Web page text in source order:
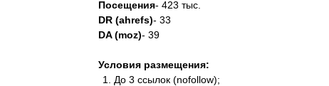
Посещения- 423 тыс.
DR (ahrefs)- 33
DA (moz)- 39
Условия размещения:
До 3 ссылок (nofollow);